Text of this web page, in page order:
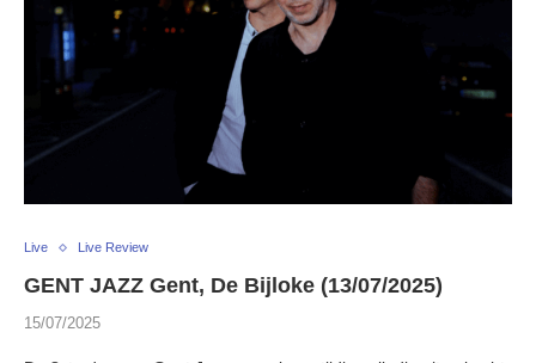
Live Live Review
GENT JAZZ Gent, De Bijloke (13/07/2025)
15/07/2025